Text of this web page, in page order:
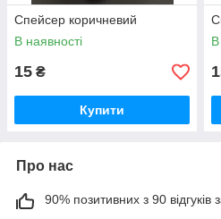
Спейсер коричневий
В наявності
15 ₴
Купити
В
Про нас
90% позитивних з 90 відгуків